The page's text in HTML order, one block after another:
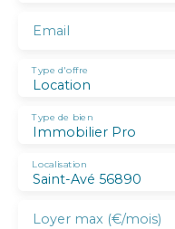
Email
Location
Type d'offre
Immobilier Pro
Type de bien
Saint-Avé 56890
Localisation
Loyer max (€/mois)